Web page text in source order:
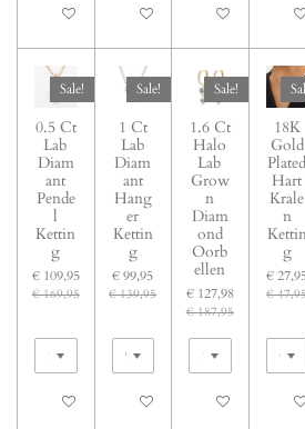
In winkelwagen In winkelwagen In winkelwagen In
Sale!
0.5 Ct
Lab
Diam
ant
Pende
l
Kettin
g
€ 109,95
€ 169,95
In winkelwagen
Sale!
1 Ct
Lab
Diam
ant
Hang
er
Kettin
g
€ 99,95
€ 139,95
In winkelwagen
Sale!
1.6 Ct
Halo
Lab
Grow
n
Diam
ond
Oorb
ellen
€ 127,98
€ 187,95
In winkelwagen
18K
Gold
Plated
Hart
Krale
n
g
€
€
In